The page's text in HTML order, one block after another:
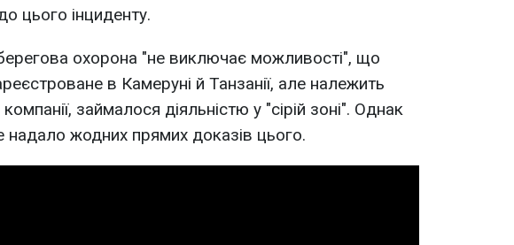
цього інциденту.
охорона "не виключає можливості", що
в Камеруні й Танзанії, але належить
компанії, займалося діяльністю у "сірій зоні". Однак
надало жодних прямих доказів цього.